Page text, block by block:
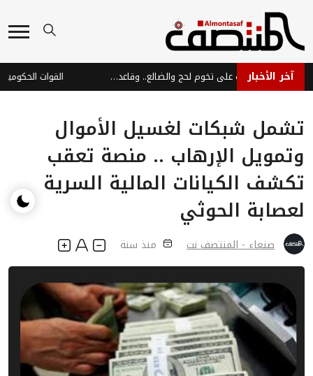
آخر الأخبار تحركات عسكرية حوثية على تخوم لحج والضالع.. وقاعدة العند ضمن دائرة التهديد
تشمل شبكات لغسيل الأموال
وتمويل الإرهاب .. منصة تعقب
تكشف الكيانات المالية السرية
لعصابة الحوثي
صنعاء - المنتصف نت منذ سنة